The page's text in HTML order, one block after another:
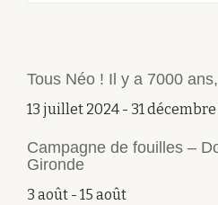
Tous Néo ! Il y a 7000
13 juillet 2024 - 31
Campagne de fouilles –
Gironde
3 août - 15 août